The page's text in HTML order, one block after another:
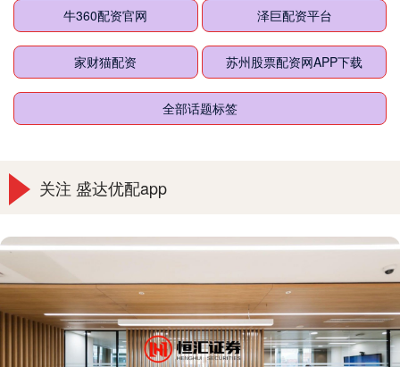
牛360配资官网 泽巨配资平台
家财猫配资 苏州股票配资网APP下载
全部话题标签
关注 盛达优配app